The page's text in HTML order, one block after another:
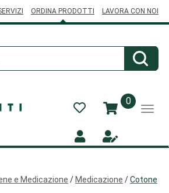
ORDINA PRODOTTI LAVORA CON NOI
0prodotti
inseriti
e Medicazione / Medicazione /Cotone